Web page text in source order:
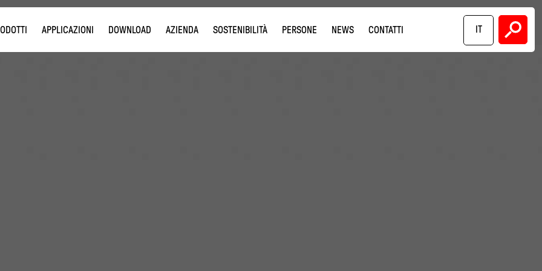
IT
APPLICAZIONI DOWNLOAD AZIENDA SOSTENIBILITÀ PERSONE NEWS CONTATTI